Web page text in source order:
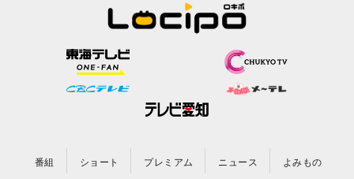
番組 ショート プレミアム ニュース よみもの